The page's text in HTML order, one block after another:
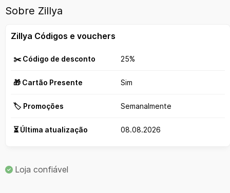
Sobre Zillya
Zillya Códigos e vouchers
✂️ Código de desconto 25%
🎁 Cartão Presente Sim
🏷️ Promoções Semanalmente
⏳ Última atualização 08.08.2026
Loja confiável